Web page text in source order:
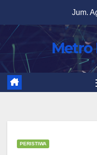
content
Jum.
Metro
PERISTIWA